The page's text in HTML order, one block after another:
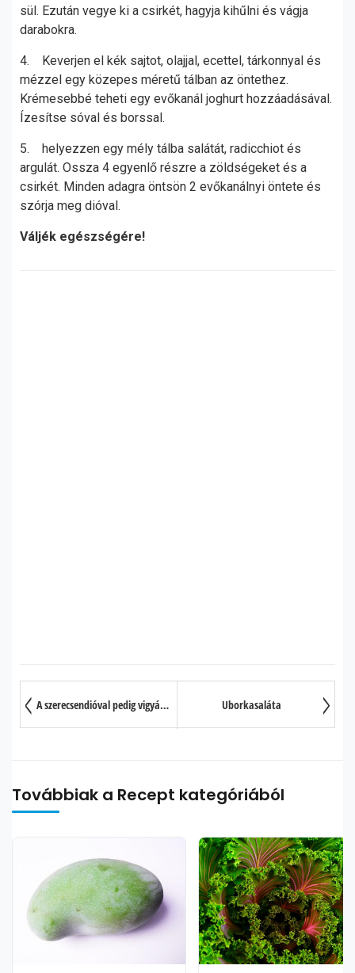
sül. Ezután vegye ki a csirkét, hagyja kihűlni és vágja
darabokra.
4. Keverjen el kék sajtot, olajjal, ecettel, tárkonnyal és
mézzel egy közepes méretű tálban az öntethez.
Krémesebbé teheti egy evőkanál joghurt hozzáadásával.
Ízesítse sóval és borssal.
5. helyezzen egy mély tálba salátát, radicchiot és
argulát. Ossza 4 egyenlő részre a zöldségeket és a
csirkét. Minden adagra öntsön 2 evőkanálnyi öntete és
szórja meg dióval.
Váljék egészségére!
A szerecsendióval pedig vigyázni kell Uborkasaláta
Továbbiak a Recept kategóriából